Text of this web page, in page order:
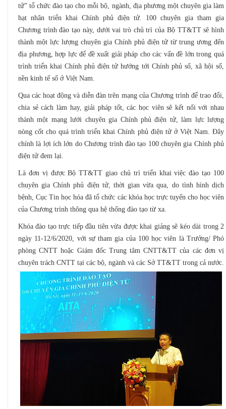
tử” tổ chức đào tạo cho mỗi bộ, ngành, địa phương một chuyên gia làm
hạt nhân triển khai Chính phủ điện tử. 100 chuyên gia tham gia
Chương trình đào tạo này, dưới vai trò chủ trì của Bộ TT&TT sẽ hình
thành một lực lượng chuyên gia Chính phủ điện tử từ trung ương đến
địa phương, hợp lực để đề xuất giải pháp cho các vấn đề lớn trong quá
trình triển khai Chính phủ điện tử hướng tới Chính phủ số, xã hội số,
nền kinh tế số ở Việt Nam.
Qua các hoạt động và diễn đàn trên mạng của Chương trình để trao đổi,
chia sẻ cách làm hay, giải pháp tốt, các học viên sẽ kết nối với nhau
thành một mạng lưới chuyên gia Chính phủ điện tử, làm lực lượng
nòng cốt cho quá trình triển khai Chính phủ điện tử ở Việt Nam. Đây
chính là lợi ích lớn do Chương trình đào tạo 100 chuyên gia Chính phủ
điện tử đem lại.
Là đơn vị được Bộ TT&TT giao chủ trì triển khai việc đào tạo 100
chuyên gia Chính phủ điện tử, thời gian vừa qua, do tình hình dịch
bệnh, Cục Tin học hóa đã tổ chức các khóa học trực tuyến cho học viên
của Chương trình thông qua hệ thống đào tạo từ xa.
Khóa đào tạo trực tiếp đầu tiên vừa được khai giảng sẽ kéo dài trong 2
ngày 11-12/6/2020, với sự tham gia của 100 học viên là Trưởng/ Phó
phòng CNTT hoặc Giám đốc Trung tâm CNTT&TT của các đơn vị
chuyên trách CNTT tại các bộ, ngành và các Sở TT&TT trong cả nước.